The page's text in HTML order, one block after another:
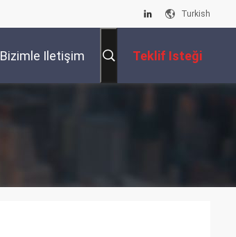
Turkish
Bizimle Iletişim Teklif Isteği